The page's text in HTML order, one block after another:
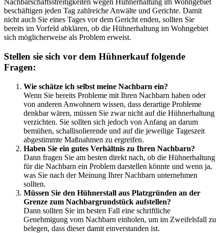
Nachbarschaftsstreitigkeiten wegen Hühnerhaltung im Wohngebiet
beschäftigen jeden Tag zahlreiche Anwälte und Gerichte. Damit
nicht auch Sie eines Tages vor dem Gericht enden, sollten Sie
bereits im Vorfeld abklären, ob die Hühnerhaltung im Wohngebiet
sich möglicherweise als Problem erweist.
Stellen sie sich vor dem Hühnerkauf folgende
Fragen:
Wie schätze ich selbst meine Nachbarn ein?
Wenn Sie bereits Probleme mit Ihren Nachbarn haben oder
von anderen Anwohnern wissen, dass derartige Probleme
denkbar wären, müssen Sie zwar nicht auf die Hühnerhaltung
verzichten. Sie sollten sich jedoch von Anfang an darum
bemühen, schallisolierende und auf die jeweilige Tageszeit
abgestimmte Maßnahmen zu ergreifen.
Haben Sie ein gutes Verhältnis zu Ihren Nachbarn?
Dann fragen Sie am besten direkt nach, ob die Hühnerhaltung
für die Nachbarn ein Problem darstellen könnte und wenn ja,
was Sie nach der Meinung Ihrer Nachbarn unternehmen
sollten.
Müssen Sie den Hühnerstall aus Platzgründen an der
Grenze zum Nachbargrundstück aufstellen?
Dann sollten Sie im besten Fall eine schriftliche
Genehmigung vom Nachbarn einholen, um im Zweifelsfall zu
belegen, dass dieser damit einverstanden ist.